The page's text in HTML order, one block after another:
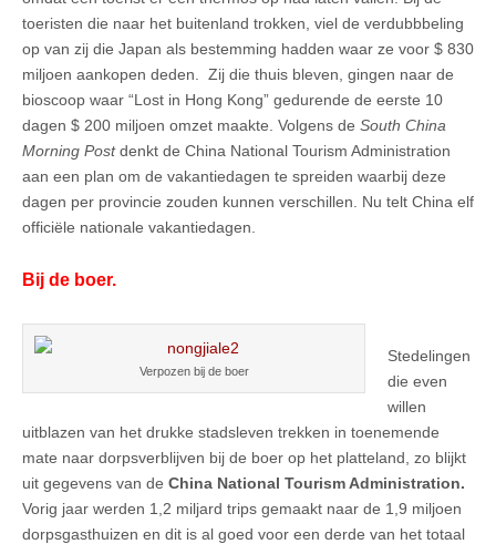
toeristen die naar het buitenland trokken, viel de verdubbbeling
op van zij die Japan als bestemming hadden waar ze voor $ 830
miljoen aankopen deden. Zij die thuis bleven, gingen naar de
bioscoop waar “Lost in Hong Kong” gedurende de eerste 10
dagen $ 200 miljoen omzet maakte. Volgens de South China
Morning Postdenkt de China National Tourism Administration
aan een plan om de vakantiedagen te spreiden waarbij deze
dagen per provincie zouden kunnen verschillen. Nu telt China elf
officiële nationale vakantiedagen.
Bij de boer.
Verpozen bij de boer
Stedelingen
die even
willen
uitblazen van het drukke stadsleven trekken in toenemende
mate naar dorpsverblijven bij de boer op het platteland, zo blijkt
uit gegevens van de China National Tourism Administration.
Vorig jaar werden 1,2 miljard trips gemaakt naar de 1,9 miljoen
dorpsgasthuizen en dit is al goed voor een derde van het totaal